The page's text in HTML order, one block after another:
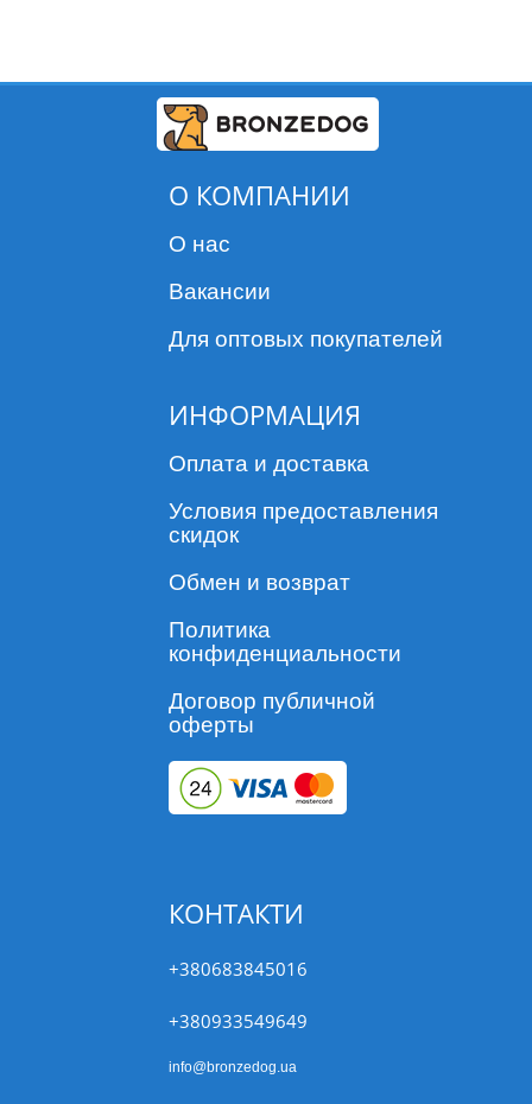
О КОМПАНИИ
О нас
Вакансии
Для оптовых покупателей
ИНФОРМАЦИЯ
Оплата и доставка
Условия предоставления
скидок
Обмен и возврат
Политика
конфиденциальности
Договор публичной
оферты
КОНТАКТИ
+380683845016
+380933549649
info@bronzedog.ua